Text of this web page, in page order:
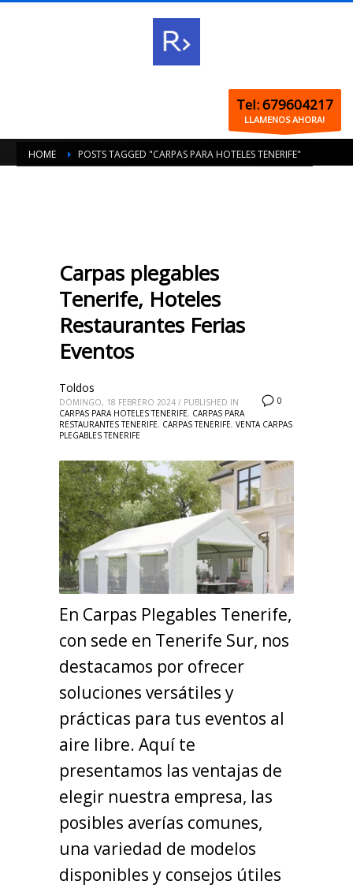
Tel: 679604217
LLAMENOS AHORA!
HOME POSTS TAGGED "CARPAS PARA HOTELES TENERIFE"
Carpas plegables
Tenerife, Hoteles
Restaurantes Ferias
Eventos
0
Toldos
DOMINGO, 18 FEBRERO 2024 / PUBLISHED IN
CARPAS PARA HOTELES TENERIFE, CARPAS PARA
RESTAURANTES TENERIFE, CARPAS TENERIFE, VENTA CARPAS
PLEGABLES TENERIFE
En Carpas Plegables Tenerife,
con sede en Tenerife Sur, nos
destacamos por ofrecer
soluciones versátiles y
prácticas para tus eventos al
aire libre. Aquí te
presentamos las ventajas de
elegir nuestra empresa, las
posibles averías comunes,
una variedad de modelos
disponibles y consejos útiles